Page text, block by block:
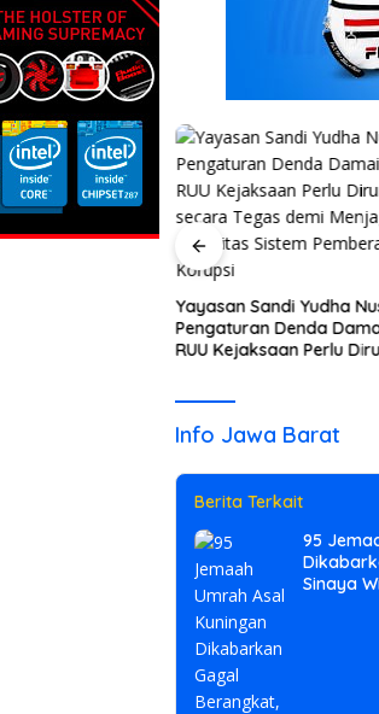
Yayasan Sandi Yudha
Pengaturan Denda
RUU Kejaksaan Perlu
Info Jawa Barat
Info Jawa Barat
Damai
Tegas demi
Korupsi
Berita Terkait
95
Sinaya